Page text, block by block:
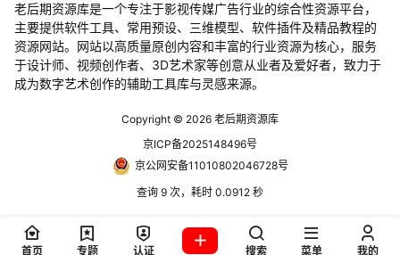
老后期资源库是一个专注于影视传媒广告行业的综合性资源平台，
主要提供软件工具、常用预设、三维模型、软件插件及精品教程的
资源网站。网站以高质量原创内容和丰富的行业资源为核心，服务
于设计师、视频创作者、3D艺术家等创意从业者及爱好者，致力于
成为数字艺术创作的辅助工具库与灵感来源。
Copyright © 2026 老后期资源库
京ICP备2025148496号
京公网安备11010802046728号
查询 9 次，耗时 0.0912 秒
首页 专题 认证 搜索 菜单 我的